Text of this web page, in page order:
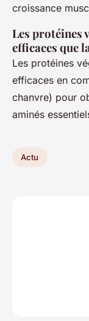
croissance
Les protéines
efficaces que
Les protéines
efficaces en
chanvre) pour
aminés
Actu